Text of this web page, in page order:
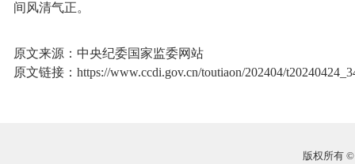
间风清气正。
原文来源：中央纪委国家监委网站
原文链接：https://www.ccdi.gov.cn/toutiaon/202404/
版权所有